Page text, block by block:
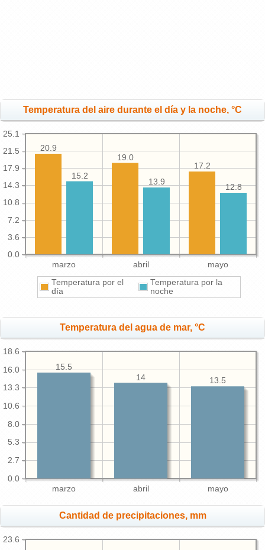
Temperatura del aire durante el día y la noche, °C
marzo abril mayo
0.0
3.6
7.2
10.8
14.3
17.9
21.5
25.1
17.2
19.0
20.9
12.8
13.9
15.2
Temperatura por el
día
Temperatura por la
noche
Temperatura del agua de mar, °C
marzo abril mayo
0.0
2.7
5.3
8.0
10.6
13.3
16.0
18.6
13.5
14
15.5
Cantidad de precipitaciones, mm
23.6